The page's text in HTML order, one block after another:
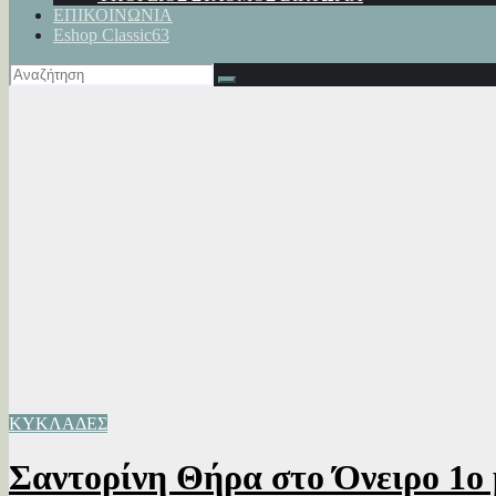
ΕΠΙΚΟΙΝΩΝΙΑ
Eshop Classic63
ΚΥΚΛΑΔΕΣ
Σαντορίνη Θήρα στο Όνειρο 1ο